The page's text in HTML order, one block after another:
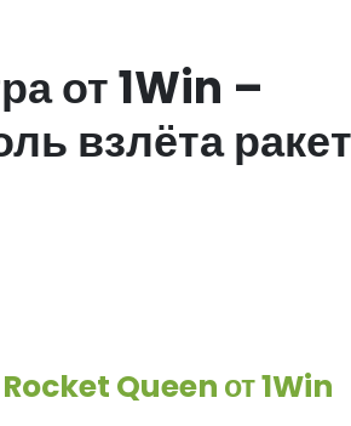
от 1Win –
взлёта
Queen от 1Win